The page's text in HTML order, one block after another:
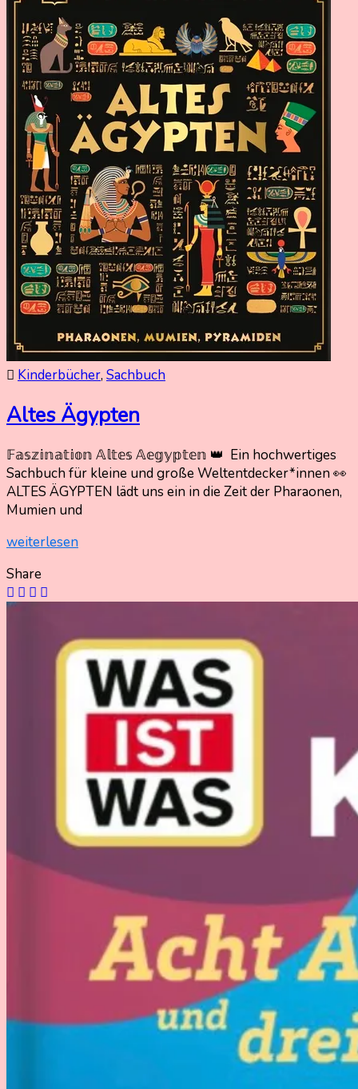
Kinderbücher, Sachbuch
Altes Ägypten
11.
Januar
202611.
2026
Nadine
Kammer
𝔽𝕒𝕤𝕫𝕚𝕟𝕒𝕥𝕚𝕠𝕟 𝔸𝕝𝕥𝕖𝕤 𝔸𝕖𝕘𝕪𝕡𝕥𝕖𝕟 👑 Ein hochwertiges
Sachbuch für kleine und große Weltentdecker*innen 👀
ALTES ÄGYPTEN lädt uns ein in die Zeit der Pharaonen,
Mumien und
weiterlesen
Share